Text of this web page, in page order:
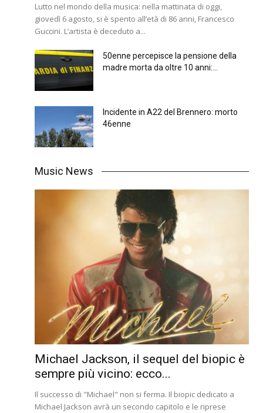
Lutto nel mondo della musica: nella mattinata di oggi,
giovedì 6 agosto, si è spento all’età di 86 anni, Francesco
Guccini. L’artista è deceduto a...
50enne percepisce la pensione della
madre morta da oltre 10 anni:...
Incidente in A22 del Brennero: morto
46enne
Music News
Michael Jackson, il sequel del biopic è
sempre più vicino: ecco...
Il successo di "Michael" non si ferma. Il biopic dedicato a
Michael Jackson avrà un secondo capitolo e le riprese